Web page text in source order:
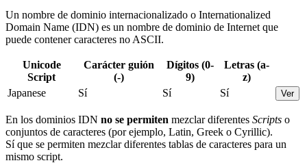
Un nombre de dominio internacionalizado o Internationalized
Domain Name (IDN) es un nombre de dominio de Internet que
puede contener caracteres no ASCII.
Unicode
Script
Carácter guión
(-)
Dígitos (0-
9)
Letras (a-
z)
Japanese
Sí Sí Sí Ver
En los dominios IDN no se permiten mezclar diferentes Scripts o
conjuntos de caracteres (por ejemplo, Latin, Greek o Cyrillic).
Sí que se permiten mezclar diferentes tablas de caracteres para un
mismo script.